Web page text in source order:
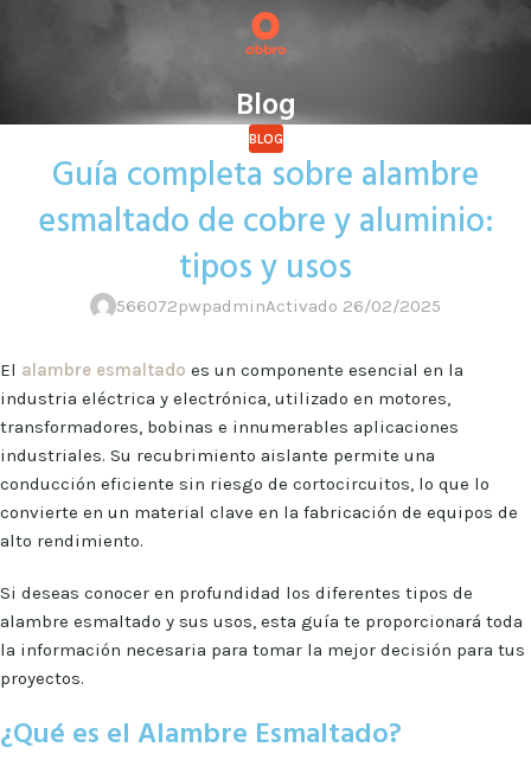
Blog
BLOG
Guía completa sobre alambre
esmaltado de cobre y aluminio:
tipos y usos
566072pwpadminActivado 26/02/2025
El alambre esmaltado es un componente esencial en la
industria eléctrica y electrónica, utilizado en motores,
transformadores, bobinas e innumerables aplicaciones
industriales. Su recubrimiento aislante permite una
conducción eficiente sin riesgo de cortocircuitos, lo que lo
convierte en un material clave en la fabricación de equipos de
alto rendimiento.
Si deseas conocer en profundidad los diferentes tipos de
alambre esmaltado y sus usos, esta guía te proporcionará toda
la información necesaria para tomar la mejor decisión para tus
proyectos.
¿Qué es el Alambre Esmaltado?